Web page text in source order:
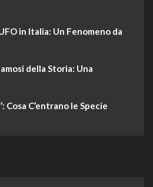
in Italia: Un Fenomeno da
della Storia: Una
Cosa C’entrano le Specie